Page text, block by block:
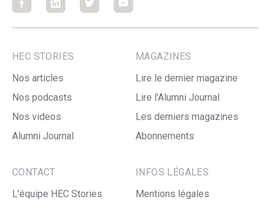
FacebookFacebookFacebookFacebook
HEC STORIES
Nos articles
Nos podcasts
Nos videos
Alumni Journal
MAGAZINES
Lire le dernier magazine
Lire l'Alumni Journal
Les derniers magazines
Abonnements
CONTACT
L'équipe HEC Stories
INFOS LÉGALES
Mentions légales